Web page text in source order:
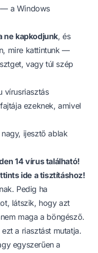
— a Windows
ne kapkodjunk, és
mire kattintunk —
vagy túl szép
vírusriasztás
ezeknek, amivel
ijesztő ablak
14 vírus található!
ide a tisztításhoz!
Pedig ha
látszik, hogy azt
maga a böngésző.
a riasztást mutatja.
egyszerűen a